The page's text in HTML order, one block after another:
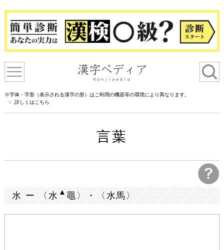
※字体・字形（表示される漢字の形）はご利用の機器等の環境により異なります。
詳しくはこちら
言葉
水 ー 〈水▲黽〉・〈水馬〉